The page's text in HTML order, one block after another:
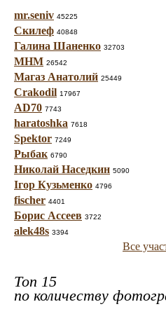
mr.seniv 45225
Скилеф 40848
Галина Шаненко 32703
МНМ 26542
Магаз Анатолий 25449
Crakodil 17967
AD70 7743
haratoshka 7618
Spektor 7249
Рыбак 6790
Николай Наседкин 5090
Ігор Кузьменко 4796
fischer 4401
Борис Ассеев 3722
alek48s 3394
Все
Топ 15
по количеству